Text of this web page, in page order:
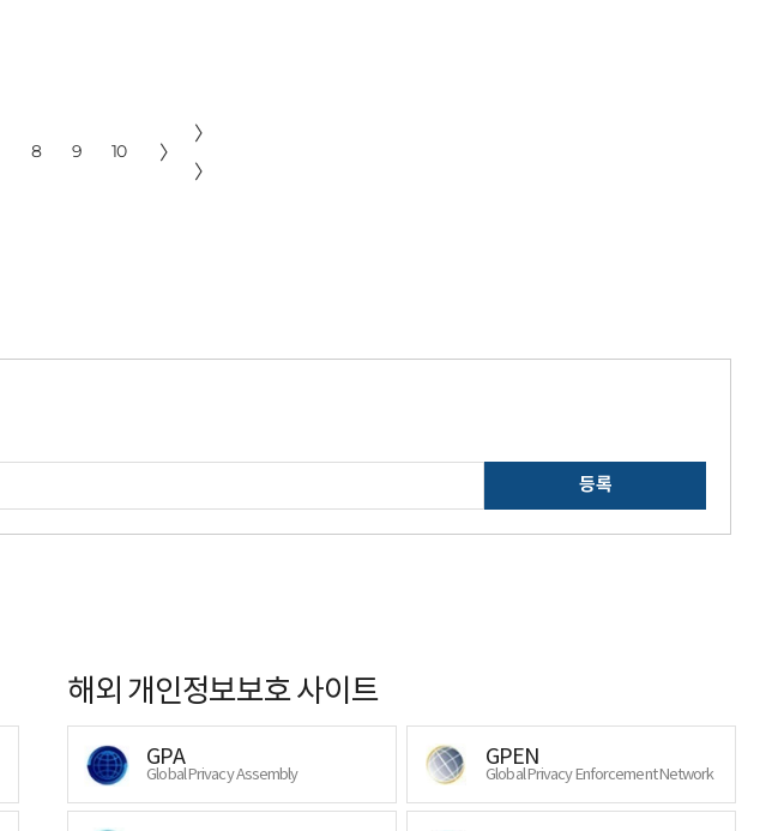
8 9 10 〉
〉
〉
등록
해외 개인정보보호 사이트
GPA
Global Privacy Assembly
GPEN
Global Privacy Enforcement Network